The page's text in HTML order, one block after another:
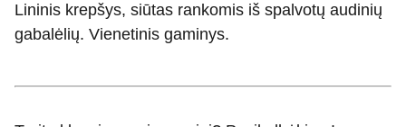
Lininis krepšys, siūtas rankomis iš spalvotų audinių
gabalėlių. Vienetinis gaminys.